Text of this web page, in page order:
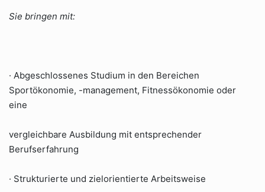
Sie bringen mit:
· Abgeschlossenes Studium in den Bereichen
Sportökonomie, -management, Fitnessökonomie oder
eine
vergleichbare Ausbildung mit entsprechender
Berufserfahrung
· Strukturierte und zielorientierte Arbeitsweise